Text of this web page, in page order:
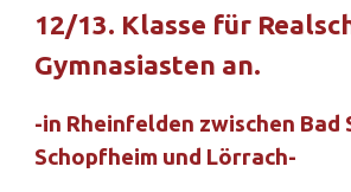
12/13. Klasse für
Gymnasiasten an.
-in Rheinfelden zwischen Bad
Schopfheim und Lörrach-